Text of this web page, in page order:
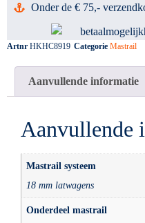
Onder de € 75,-
Artnr HKHC8919 Categorie Mastrail
Aanvullende informatie
Aanvullende
Mastrail systeem
18 mm latwagens
Onderdeel mastrail